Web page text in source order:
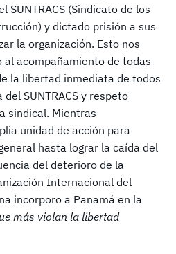
SUNTRACS (Sindicato de los
y dictado prisión a sus
la organización. Esto nos
al acompañamiento de todas
la libertad inmediata de todos
SUNTRACS y respeto
sindical. Mientras
unidad de acción para
hasta lograr la caída del
del deterioro de la
Internacional del
incorporo a Panamá en la
más violan la libertad